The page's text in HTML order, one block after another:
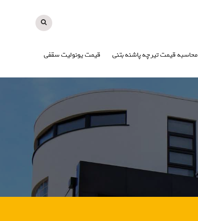
محاسبه قیمت تیرچه پاشنه بتنی قیمت یونولیت سقفی